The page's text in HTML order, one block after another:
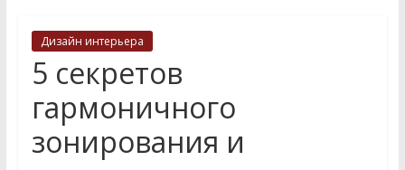
Дизайн интерьера
5 секретов
гармоничного
зонирования и